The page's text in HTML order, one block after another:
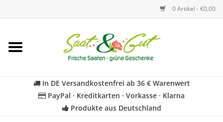
0 Artikel - €0,00
Startseite
In DE Versandkostenfrei ab 36 € Warenwert
PayPal · Kreditkarten · Vorkasse · Klarna
Produkte aus Deutschland